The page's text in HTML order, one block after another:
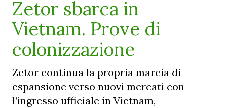
Zetor sbarca in
Vietnam. Prove di
colonizzazione
Zetor continua la propria marcia di
espansione verso nuovi mercati con
l’ingresso ufficiale in Vietnam,